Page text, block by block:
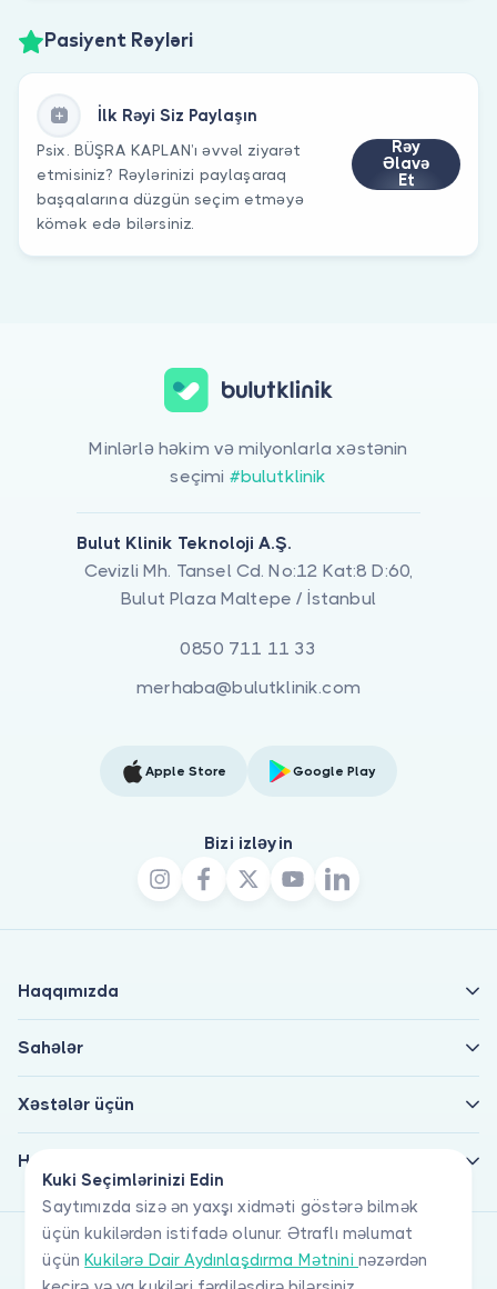
Pasiyent Rəyləri
İlk Rəyi Siz Paylaşın
Psix. BÜŞRA KAPLAN’ı əvvəl ziyarət
etmisiniz? Rəylərinizi paylaşaraq
başqalarına düzgün seçim etməyə
kömək edə bilərsiniz.
Rəy
Əlavə
Et
Kuki Seçimlərinizi Edin
Saytımızda sizə ən yaxşı xidməti göstərə bilmək
üçün kukilərdən istifadə olunur. Ətraflı məlumat
üçünKukilərə Dair Aydınlaşdırma Mətnini nəzərdən
Minlərlə həkim və milyonlarla xəstənin
seçimi #bulutklinik
Bulut Klinik Teknoloji A.Ş.
Cevizli Mh. Tansel Cd. No:12 Kat:8 D:60,
Bulut Plaza Maltepe / İstanbul
0850 711 11 33
merhaba@bulutklinik.com
Apple Store Google Play
Bizi izləyin
Haqqımızda
Sahələr
Xəstələr üçün
Həkimlər üçün